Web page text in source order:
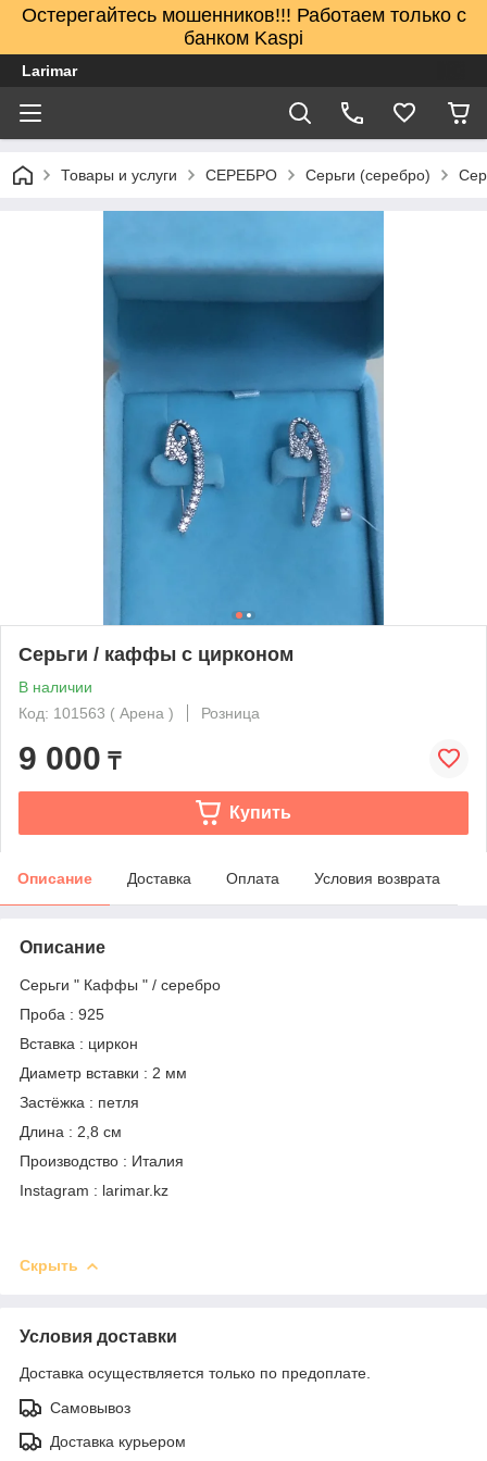
Остерегайтесь мошенников!!! Работаем только с
банком Kaspi
Larimar
Товары и услуги СЕРЕБРО Серьги (серебро)
Серьги / каффы с цирконом
В наличии
Код: 101563 ( Арена )
Розница
9 000 ₸
Купить
Описание Доставка Оплата Условия возврата
Описание
Серьги " Каффы " / серебро
Проба : 925
Вставка : циркон
Диаметр вставки : 2 мм
Застёжка : петля
Длина : 2,8 см
Производство : Италия
Instagram : larimar.kz
Скрыть
Условия доставки
Доставка осуществляется только по предоплате.
Самовывоз
Доставка курьером